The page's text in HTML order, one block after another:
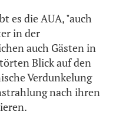
es die AUA, "auch
in der
auch Gästen in
Blick auf den
Verdunkelung
nach ihren